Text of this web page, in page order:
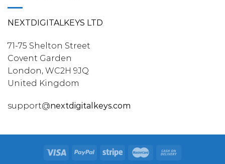
NEXTDIGITALKEYS LTD
71-75 Shelton Street
Covent Garden
London, WC2H 9JQ
United Kingdom
support@nextdigitalkeys.com